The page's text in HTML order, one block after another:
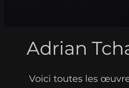
Adrian
Voici toutes les